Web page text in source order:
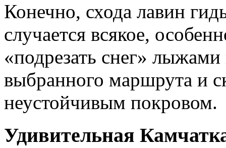
Конечно, схода лавин
случается всякое,
«подрезать снег»
выбранного маршрута и
неустойчивым покровом.
Удивительная